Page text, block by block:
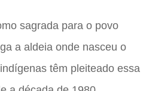
sagrada para o povo
a aldeia onde nasceu o
têm pleiteado essa